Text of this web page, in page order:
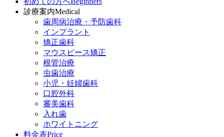
診療案内Medical
歯周病治療・予防歯科
インプラント
矯正歯科
マウスピース矯正
根管治療
虫歯治療
小児・妊婦歯科
口腔外科
審美歯科
入れ歯
ホワイトニング
料金表Price